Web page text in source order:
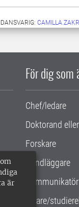
är
För dig som
Chef/ledare
Doktorand
Forskare
Handläggare
Kommunikatör
Lärare/